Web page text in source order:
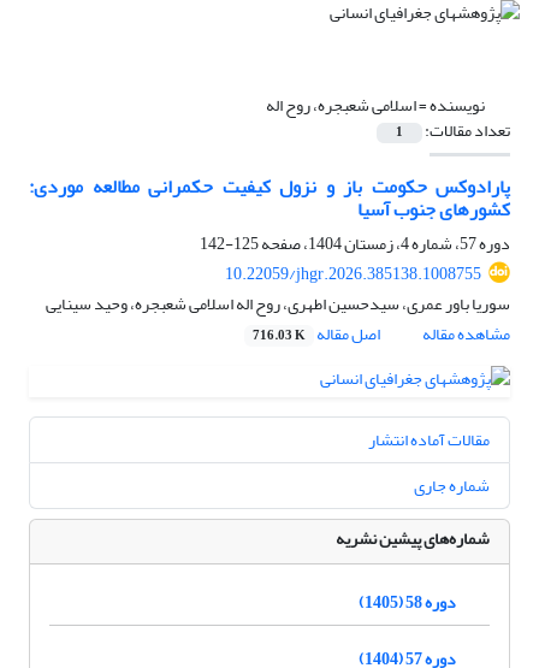
نویسنده =اسلامی شعبجره، روح اله
تعداد مقالات: 1
پارادوکس حکومت باز و نزول کیفیت حکمرانی مطالعه موردی:
کشورهای جنوب آسیا
دوره 57، شماره 4، زمستان 1404، صفحه
125-142
10.22059/jhgr.2026.385138.1008755
سوریا باور عمری، سیدحسین اطهری، روح اله اسلامی شعبجره، وحید سینایی
مشاهده مقاله
اصل مقاله 716.03 K
مقالات آماده انتشار
شماره جاری
شماره‌های پیشین نشریه
دوره 58 (1405)
دوره 57 (1404)